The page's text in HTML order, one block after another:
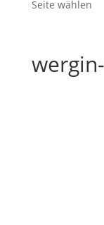
Seite wählen